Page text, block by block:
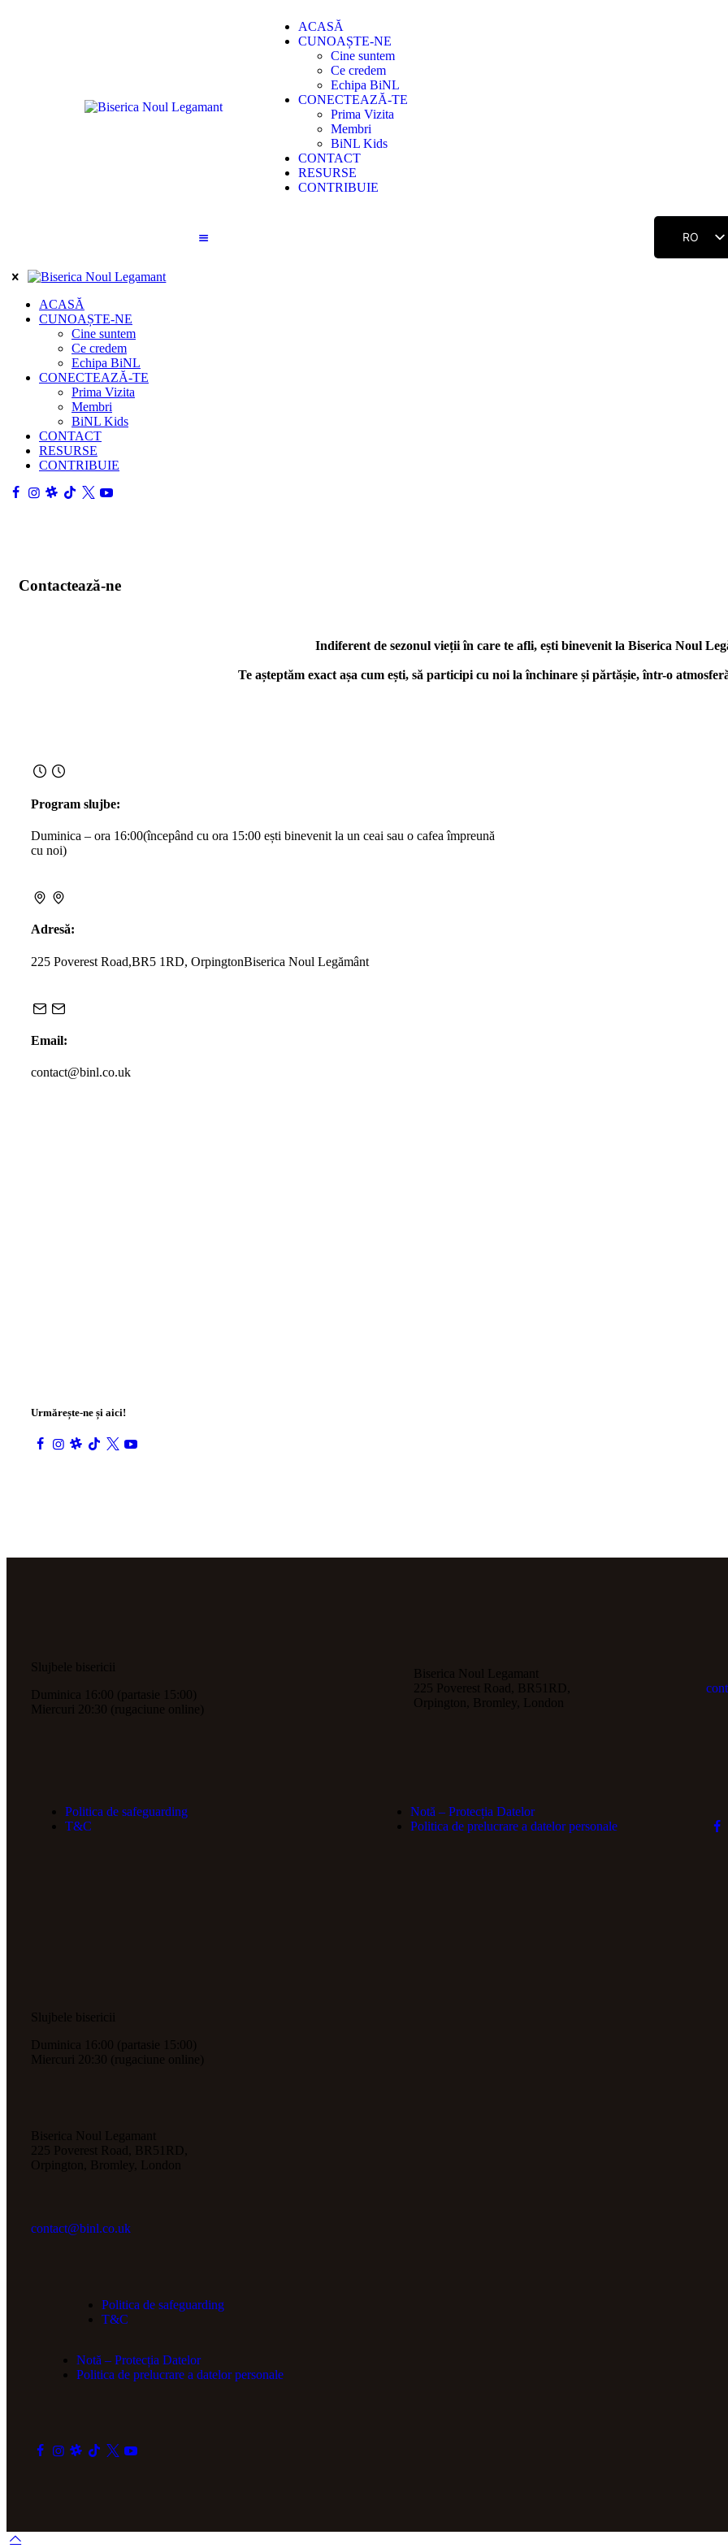
ACASĂ
CUNOAȘTE-NE
Cine suntem
Ce credem
Echipa BiNL
CONECTEAZĂ-TE
Prima Vizita
Membri
BiNL Kids
CONTACT
RESURSE
CONTRIBUIE
RO
EN
ACASĂ
CUNOAȘTE-NE
Cine suntem
Ce credem
Echipa BiNL
CONECTEAZĂ-TE
Prima Vizita
Membri
BiNL Kids
CONTACT
RESURSE
CONTRIBUIE
Contactează-ne
Indiferent de sezonul vieții în care te afli, ești binevenit la Biserica Noul
Te așteptăm exact așa cum ești, să participi cu noi la închinare și părtășie, într-o
Program slujbe:
Duminica – ora 16:00(începând cu ora 15:00 ești binevenit la un ceai sau o cafea împreună
cu noi)
Adresă:
225 Poverest Road,BR5 1RD, OrpingtonBiserica Noul Legământ
Email:
contact@binl.co.uk
Urmărește-ne și aici!
Slujbele bisericii
Duminica 16:00 (partasie 15:00)
Miercuri 20:30 (rugaciune online)
Biserica Noul Legamant
225 Poverest Road, BR51RD,
Orpington, Bromley, London
Politica de safeguarding
T&C
Notă – Protecția Datelor
Politica de prelucrare a datelor personale
Slujbele bisericii
Duminica 16:00 (partasie 15:00)
Miercuri 20:30 (rugaciune online)
Biserica Noul Legamant
225 Poverest Road, BR51RD,
Orpington, Bromley, London
contact@binl.co.uk
Politica de safeguarding
T&C
Notă – Protecția Datelor
Politica de prelucrare a datelor personale